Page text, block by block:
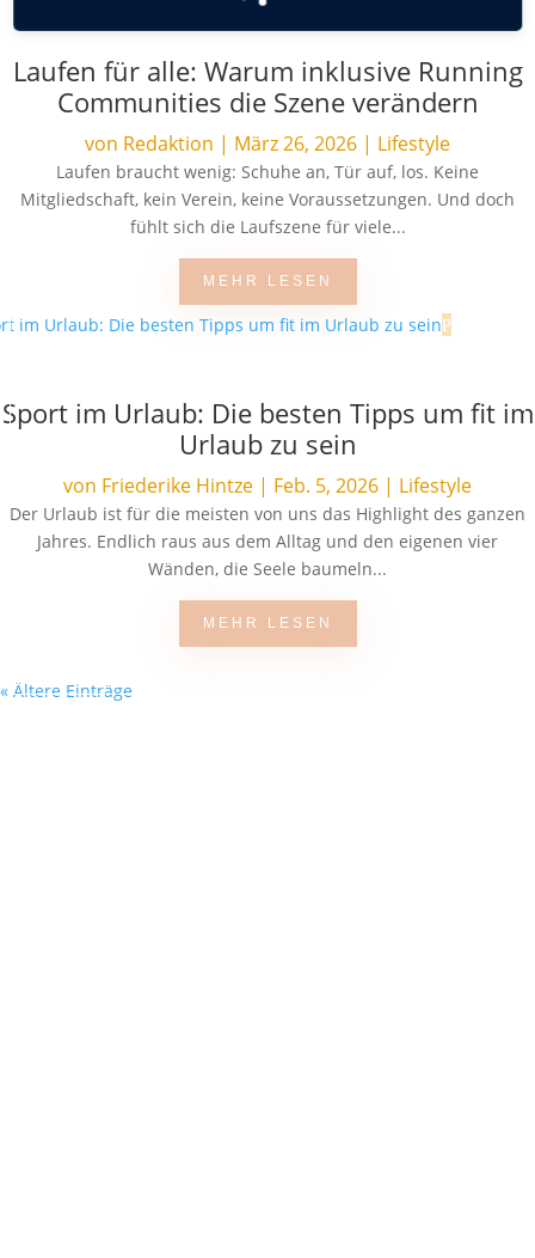
Laufen für alle: Warum inklusive Running
Communities die Szene verändern
von Redaktion | März 26, 2026 | Lifestyle
Laufen braucht wenig: Schuhe an, Tür auf, los. Keine
Mitgliedschaft, kein Verein, keine Voraussetzungen. Und doch
fühlt sich die Laufszene für viele...
MEHR LESEN
Sport im Urlaub: Die besten Tipps um fit im
Urlaub zu sein
von Friederike Hintze | Feb. 5, 2026 | Lifestyle
Der Urlaub ist für die meisten von uns das Highlight des ganzen
Jahres. Endlich raus aus dem Alltag und den eigenen vier
Wänden, die Seele baumeln...
MEHR LESEN
« Ältere Einträge